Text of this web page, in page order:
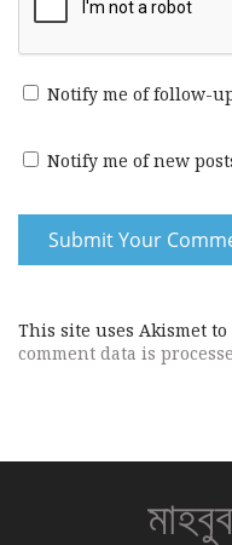
Notify me of follow-
Notify me of new
This site uses Akismet to
comment data is